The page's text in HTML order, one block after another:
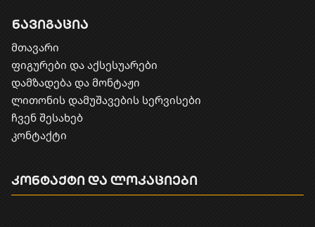
ნავიგაცია
მთავარი
ფიგურები და აქსესუარები
დამზადება და მონტაჟი
​ლითონის დამუშავების სერვისები
ჩვენ შესახებ
კონტაქტი
კონტაქტი და ლოკაციები